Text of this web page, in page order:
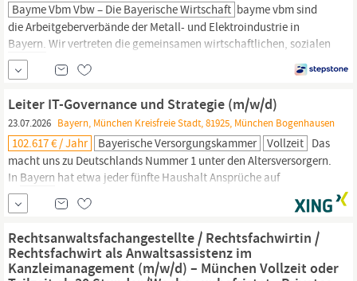
Bayme Vbm Vbw – Die Bayerische Wirtschaft bayme vbm sind
die Arbeitgeberverbände der Metall- und Elektroindustrie in
Bayern. Wir vertreten die gemeinsamen wirtschaftlichen, sozialen
und politischen Interessen von rund 3.700 Mitgliedsbetrieben und
unterstützen diese mit effizienten Services beim Ausbau ihrer
Deutschland, Europa und
weltweit. Für...
Leiter IT-Governance und Strategie (m/w/d)
23.07.2026 Bayern, München Kreisfreie Stadt, 81925, München Bogenhausen
102.617 € / Jahr Bayerische Versorgungskammer Vollzeit Das
macht uns zu Deutschlands Nummer 1 unter den Altersversorgern.
In Bayern hat etwa jeder fünfte Haushalt Ansprüche auf
Leistungen der Bayerischen Versorgungskammer – das bedeutet
für uns eine wichtige gesellschaftliche Rolle und Verantwortung.
Um dieser dauerhaft gerecht zu werden, bündeln wir unser Know-
how: Als größte öffentlich-rechtlicheVersorgungsgruppe...
Rechtsanwaltsfachangestellte / Rechtsfachwirtin /
Rechtsfachwirt als Anwaltsassistenz im
Kanzleimanagement (m/w/d) – München Vollzeit oder